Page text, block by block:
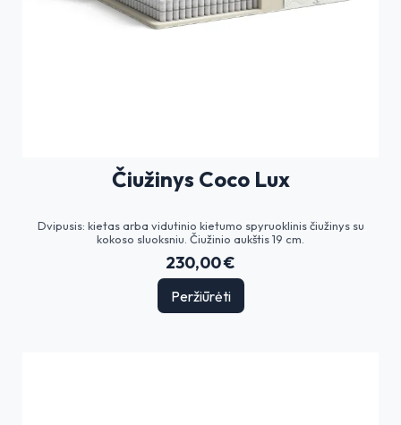
Čiužinys Coco Lux
Dvipusis: kietas arba vidutinio kietumo spyruoklinis čiužinys su
kokoso sluoksniu. Čiužinio aukštis 19 cm.
230,00 €
Peržiūrėti